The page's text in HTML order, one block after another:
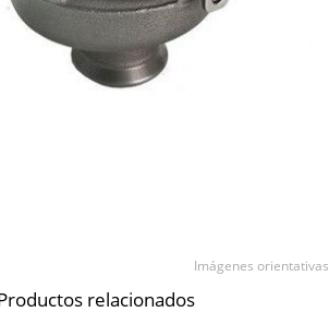
Imágenes orientativas
relacionados